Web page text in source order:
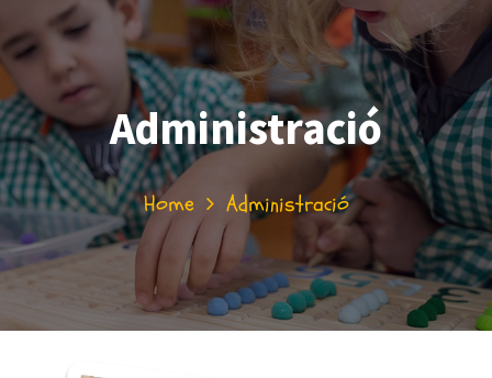
Administració
Home Administració